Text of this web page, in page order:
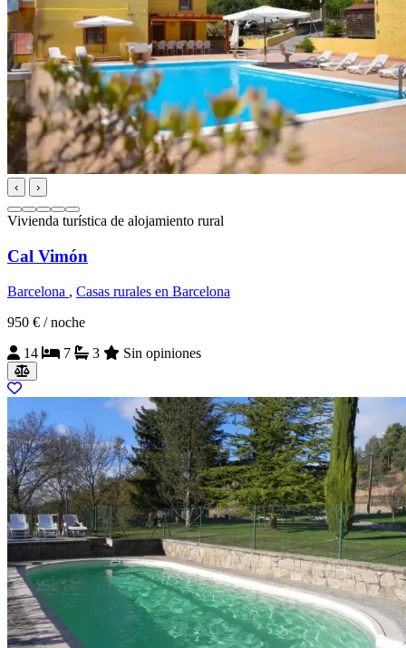
‹ ›
Vivienda turística de alojamiento rural
Cal Vimón
Barcelona , Casas rurales en Barcelona
950 € / noche
14
7 3 Sin opiniones